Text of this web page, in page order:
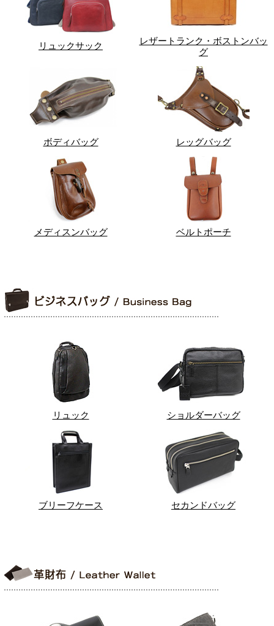
リュックサック
レザートランク・ボストンバッ
グ
ボディバッグ レッグバッグ
メディスンバッグ ベルトポーチ
リュック ショルダーバッグ
ブリーフケース セカンドバッグ